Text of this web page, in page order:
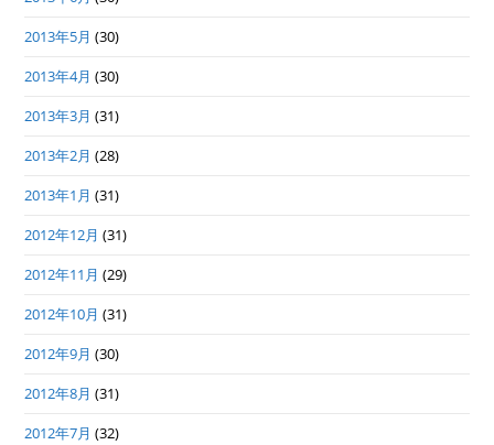
2013年5月 (30)
2013年4月 (30)
2013年3月 (31)
2013年2月 (28)
2013年1月 (31)
2012年12月 (31)
2012年11月 (29)
2012年10月 (31)
2012年9月 (30)
2012年8月 (31)
2012年7月 (32)